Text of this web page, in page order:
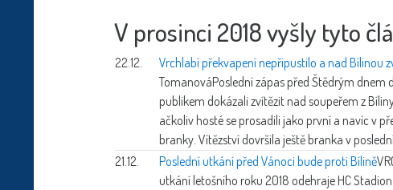
V prosinci 2018 vyšly tyto
22.12. Vrchlabí překvapení nepřipustilo a nad Bílinou
TomanováPoslední zápas před Štědrým
publikem dokázali zvítězit nad soupeřem z
ačkoliv hosté se prosadili jako první a navíc v
branky. Vítězství dovršila ještě branka v
21.12.
Poslední utkání před Vánoci bude proti Bílině
utkání letošního roku 2018 odehraje HC